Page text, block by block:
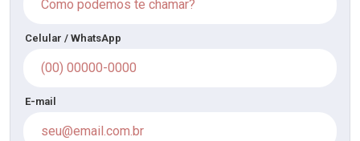
Celular / WhatsApp
E-mail